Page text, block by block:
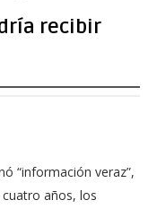
recibir
“información veraz”,
años, los